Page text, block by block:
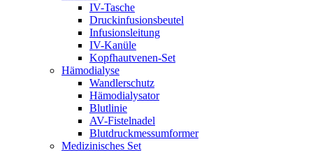
IV-Tasche
Druckinfusionsbeutel
Infusionsleitung
IV-Kanüle
Kopfhautvenen-Set
Hämodialyse
Wandlerschutz
Hämodialysator
Blutlinie
AV-Fistelnadel
Blutdruckmessumformer
Medizinisches Set